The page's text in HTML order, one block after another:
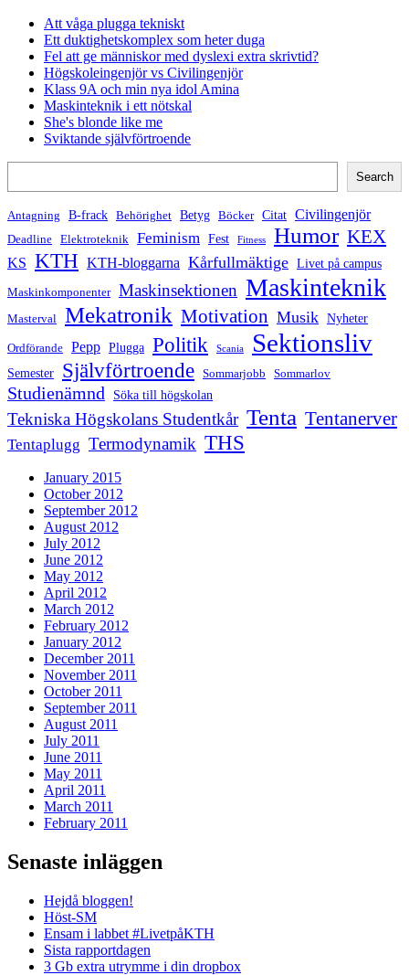
Att våga plugga tekniskt
Ett duktighetskomplex som heter duga
Fel att ge människor med dyslexi extra skrivtid?
Högskoleingenjör vs Civilingenjör
Klass 9A och min nya idol Amina
Maskinteknik i ett nötskal
She's blonde like me
Sviktande självförtroende
Search
Antagning B-frack Behörighet Betyg Böcker Citat Civilingenjör
Deadline Elektroteknik Feminism Fest Fitness Humor KEX
KS KTH KTH-bloggarna Kårfullmäktige Livet på campus
Maskinkomponenter Maskinsektionen Maskinteknik
Masterval Mekatronik Motivation Musik Nyheter
Ordförande Pepp Plugga Politik Scania Sektionsliv
Semester Självförtroende Sommarjobb Sommarlov
Studienämnd Söka till högskolan
Tekniska Högskolans Studentkår Tenta Tentanerver
Tentaplugg Termodynamik THS
January 2015
October 2012
September 2012
August 2012
July 2012
June 2012
May 2012
April 2012
March 2012
February 2012
January 2012
December 2011
November 2011
October 2011
September 2011
August 2011
July 2011
June 2011
May 2011
April 2011
March 2011
February 2011
Senaste inläggen
Hejdå bloggen!
Höst-SM
Ensam i labbet #LivetpåKTH
Sista rapportdagen
3 Gb extra utrymme i din dropbox